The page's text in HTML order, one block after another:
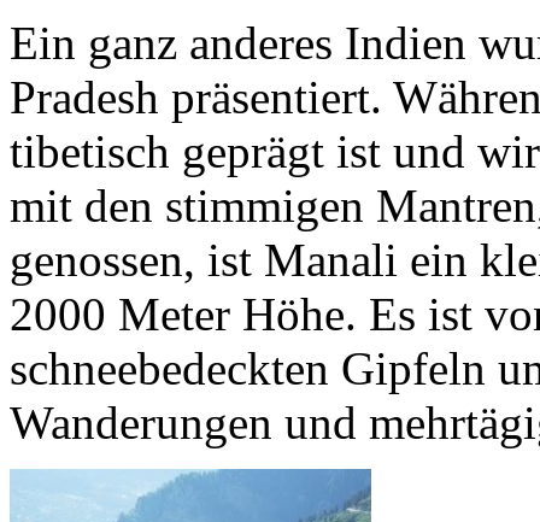
Ein ganz anderes Indien
Pradesh präsentiert.
tibetisch geprägt ist und
mit den stimmigen
genossen, ist Manali ein
2000 Meter Höhe. Es ist
schneebedeckten Gipfeln
Wanderungen und